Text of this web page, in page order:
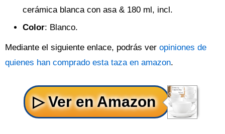
cerámica blanca con asa & 180 ml, incl.
Color: Blanco.
Mediante el siguiente enlace, podrás ver opiniones de
quienes han comprado esta taza en amazon.